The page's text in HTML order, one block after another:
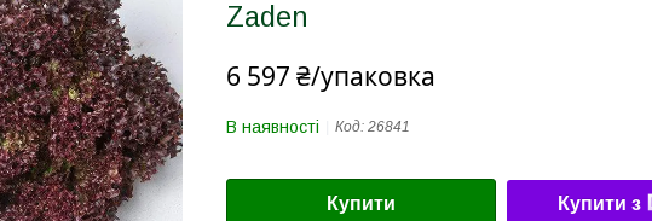
Zaden
6 597 ₴/упаковка
В наявності Код: 26841
Купити Купити з